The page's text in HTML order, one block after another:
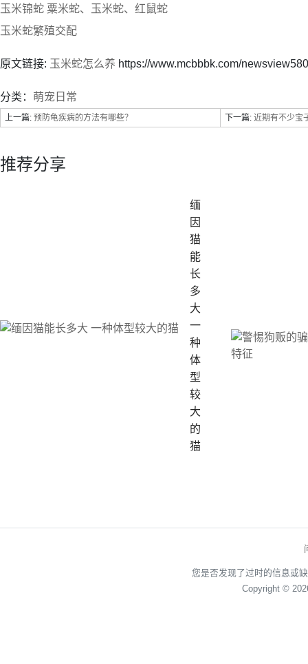
玉米锦蛇 粟米蛇、玉米蛇、红鼠蛇
玉米蛇繁殖交配
原文链接: 玉米蛇怎么养 https://www.mcbbbk.com/
分类： 萌宠日常
上一篇: 预防龟疾病的方法有哪些？ 下一篇: 近期有不少宝
推荐分享
缅
因
猫
能
长
多
大
一
种
体
型
较
大
的
猫
您是否发现了过时的信息或
Copyright ©